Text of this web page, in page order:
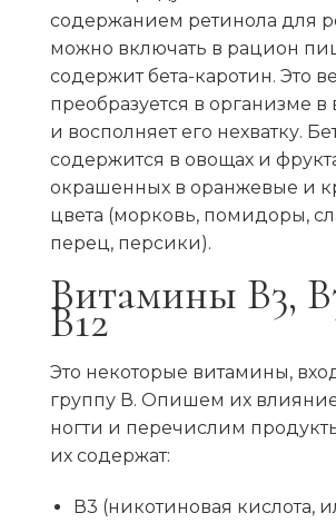
содержанием ретинола для
можно включать в рацион
содержит бета-каротин. Это
преобразуется в организме
и восполняет его нехватку.
содержится в овощах и
окрашенных в оранжевые и
цвета (морковь, помидоры,
перец, персики).
Витамины В3,
В12
Это некоторые витамины,
группу В. Опишем их
ногти и перечислим
их содержат:
В3 (никотиновая кислота,